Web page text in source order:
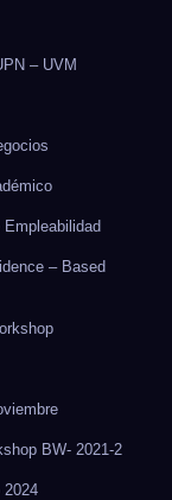
– UVM
– Based
BW- 2021-2
2024